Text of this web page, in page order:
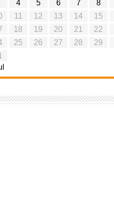
4 5 6 7 8
11 12 13 14 15
18 19 20 21 22
25 26 27 28 29